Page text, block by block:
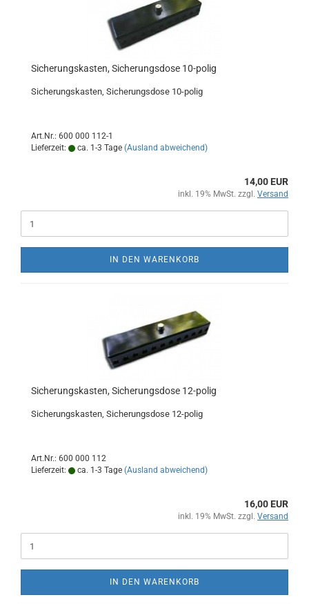
Sicherungskasten, Sicherungsdose 10-polig
Sicherungskasten, Sicherungsdose 10-polig
Art.Nr.: 600 000 112-1
Lieferzeit:
ca. 1-3 Tage (Ausland abweichend)
14,00 EUR
inkl. 19% MwSt. zzgl. Versand
IN DEN WARENKORB
Sicherungskasten, Sicherungsdose 12-polig
Sicherungskasten, Sicherungsdose 12-polig
Art.Nr.: 600 000 112
Lieferzeit:
ca. 1-3 Tage (Ausland abweichend)
16,00 EUR
inkl. 19% MwSt. zzgl. Versand
IN DEN WARENKORB